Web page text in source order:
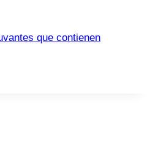
que contienen